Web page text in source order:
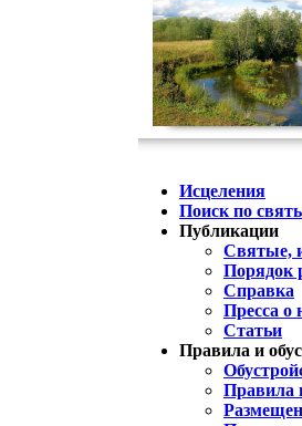
Исцеления
Поиск по
Публикации
Святые,
Порядок
Справка
Пресса о
Статьи
Правила и
Правила